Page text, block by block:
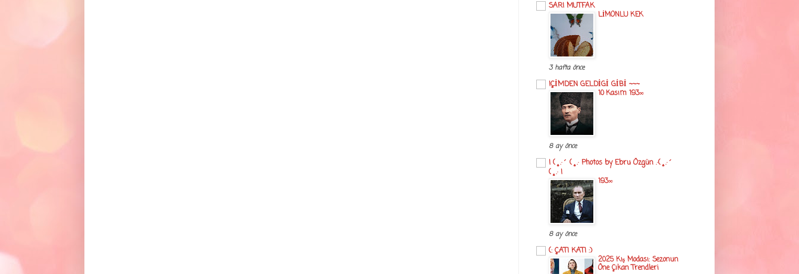
SARI MUTFAK
LİMONLU KEK
3 hafta önce
!ÇİMDEN GELDİGİ GİBİ ~~~
10 Kasım 193∞
8 ay önce
! (¸.·´ (¸.· Photos by Ebru Özgün .·(¸.·´
(¸.· !
193∞
8 ay önce
(: ÇATI KATI :)
2025 Kış Modası: Sezonun
Öne Çıkan Trendleri